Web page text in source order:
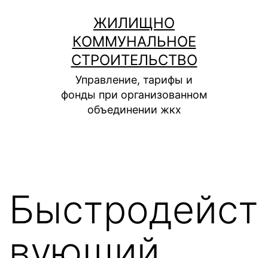
содержимому
ЖИЛИЩНО
КОММУНАЛЬНОЕ
СТРОИТЕЛЬСТВО
Управление, тарифы и
фонды при организованном
объединении жкх
Быстродейст